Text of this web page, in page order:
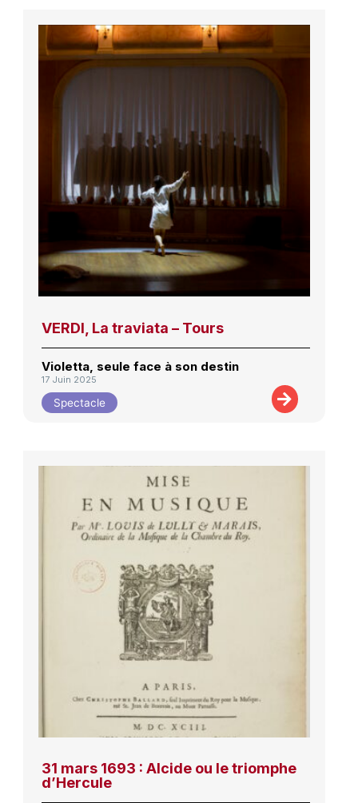
VERDI, La traviata – Tours
Violetta, seule face à son destin
17 Juin 2025
Spectacle
31 mars 1693 : Alcide ou le triomphe
d’Hercule